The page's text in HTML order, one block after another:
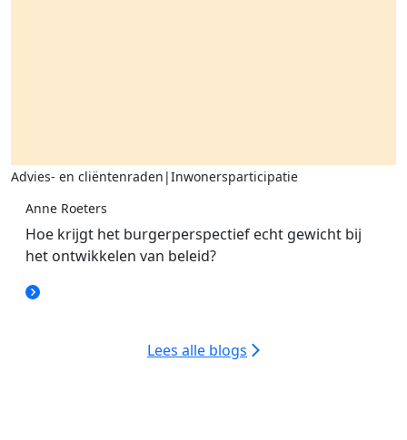
Advies- en cliëntenraden|Inwonersparticipatie
Anne Roeters
Hoe krijgt het burgerperspectief echt gewicht bij
het ontwikkelen van beleid?
Lees alle blogs